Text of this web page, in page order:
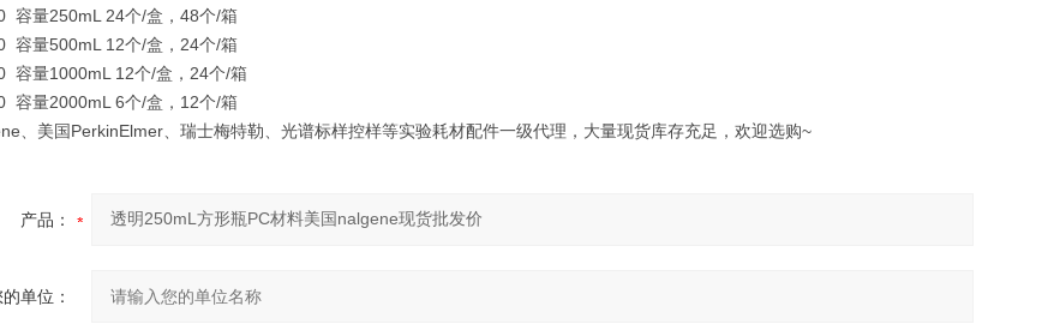
容量250mL 24个/盒，48个/箱
容量500mL 12个/盒，24个/箱
容量1000mL 12个/盒，24个/箱
容量2000mL 6个/盒，12个/箱
、美国PerkinElmer、瑞士梅特勒、光谱标样控样等实验耗材配件一级代理，大量现货库存充足，欢迎选购~
产品：
单位：